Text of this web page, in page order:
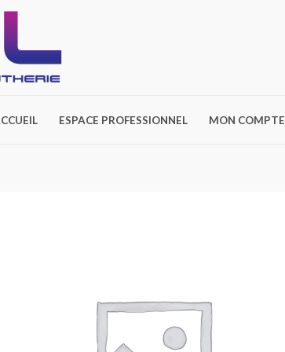
ESPACE PROFESSIONNEL MON COMPTE